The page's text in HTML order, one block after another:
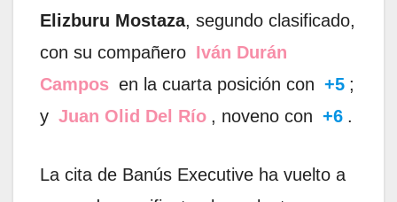
Elizburu Mostaza, segundo clasificado,
con su compañero Iván Durán
Campos en la cuarta posición con +5 ;
y Juan Olid Del Río , noveno con +6 .
La cita de Banús Executive ha vuelto a